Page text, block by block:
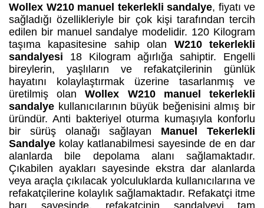
Wollex W210 manuel tekerlekli sandalye, fiyatı ve
sağladığı özellikleriyle bir çok kişi tarafından tercih
edilen bir manuel sandalye modelidir. 120 Kilogram
taşıma kapasitesine sahip olan W210 tekerlekli
sandalyesi 18 Kilogram ağırlığa sahiptir. Engelli
bireylerin, yaşlıların ve refakatçilerinin günlük
hayatını kolaylaştırmak üzerine tasarlanmış ve
üretilmiş olanWollex W210 manuel tekerlekli
sandalye kullanıcılarının büyük beğenisini almış bir
üründür. Anti bakteriyel oturma kumaşıyla konforlu
bir sürüş olanağı sağlayan Manuel Tekerlekli
Sandalye kolay katlanabilmesi sayesinde de en dar
alanlarda bile depolama alanı sağlamaktadır.
Çıkabilen ayakları sayesinde ekstra dar alanlarda
veya araçla çıkılacak yolculuklarda kullanıcılarına ve
refakatçilerine kolaylık sağlamaktadır. Refakatçi itme
barı sayesinde, refakatçinin sandalyeyi tam